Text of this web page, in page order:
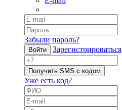
Забыли пароль?
Войти Зарегистрироваться
Получить SMS с кодом
Уже есть код?